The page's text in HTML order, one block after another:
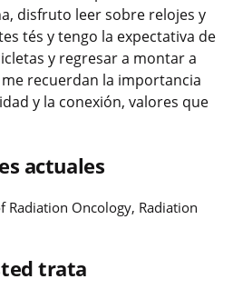
disfruto leer sobre relojes y
tés y tengo la expectativa de
y regresar a montar a
recuerdan la importancia
y la conexión, valores que
actuales
Radiation Oncology, Radiation
trata